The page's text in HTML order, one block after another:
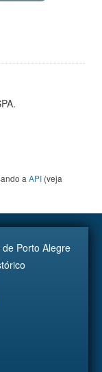
a API (veja
Porto Alegre